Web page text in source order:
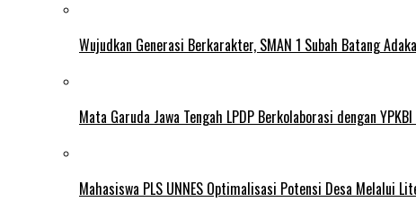
Wujudkan Generasi Berkarakter, SMAN 1 Subah Batang
Mata Garuda Jawa Tengah LPDP Berkolaborasi dengan
Mahasiswa PLS UNNES Optimalisasi Potensi Desa Melalui